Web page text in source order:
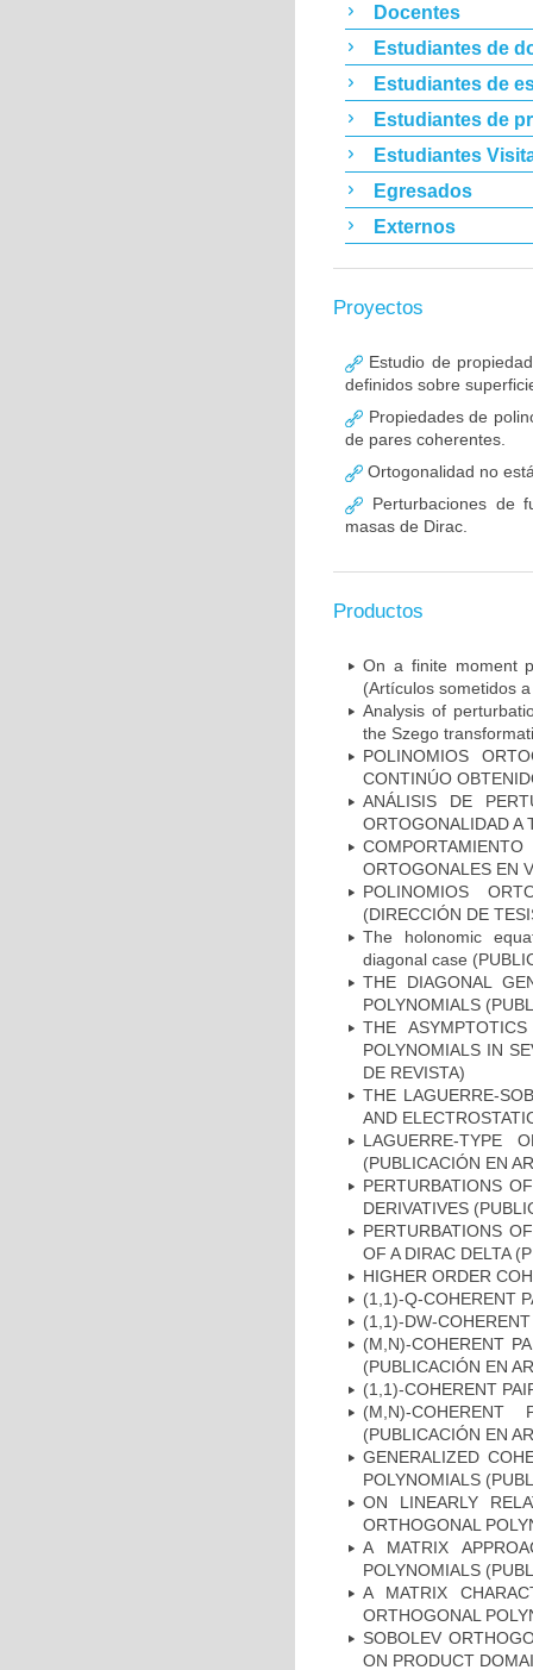
Docentes
Estudiantes de
Estudiantes de
Estudiantes de
Estudiantes
Egresados
Externos
Proyectos
Estudio de
definidos sobre
Propiedades de
de pares coherentes.
Ortogonalidad no
Perturbaciones de
masas de Dirac.
Productos
On a finite moment
(Artículos sometidos
Analysis of
the Szego
POLINOMIOS
CONTINÚO
ANÁLISIS DE
ORTOGONALIDAD A
ORTOGONALES EN
POLINOMIOS
(DIRECCIÓN DE
The holonomic
diagonal case
THE DIAGONAL
POLYNOMIALS
THE
POLYNOMIALS IN
DE REVISTA)
THE LAGUERRE-
AND
LAGUERRE-TYPE
(PUBLICACIÓN EN
PERTURBATIONS
DERIVATIVES
PERTURBATIONS
OF A DIRAC DELTA
HIGHER ORDER
(1,1)-Q-COHERENT
(1,1)-DW-
(M,N)-COHERENT
(PUBLICACIÓN EN
(1,1)-COHERENT
(M,N)-
(PUBLICACIÓN EN
GENERALIZED
POLYNOMIALS
ON LINEARLY
ORTHOGONAL
A MATRIX
POLYNOMIALS
A MATRIX
ORTHOGONAL
SOBOLEV
ON PRODUCT